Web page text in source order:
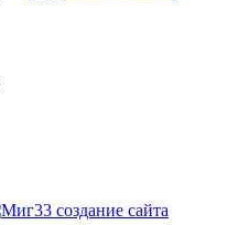
создание сайта